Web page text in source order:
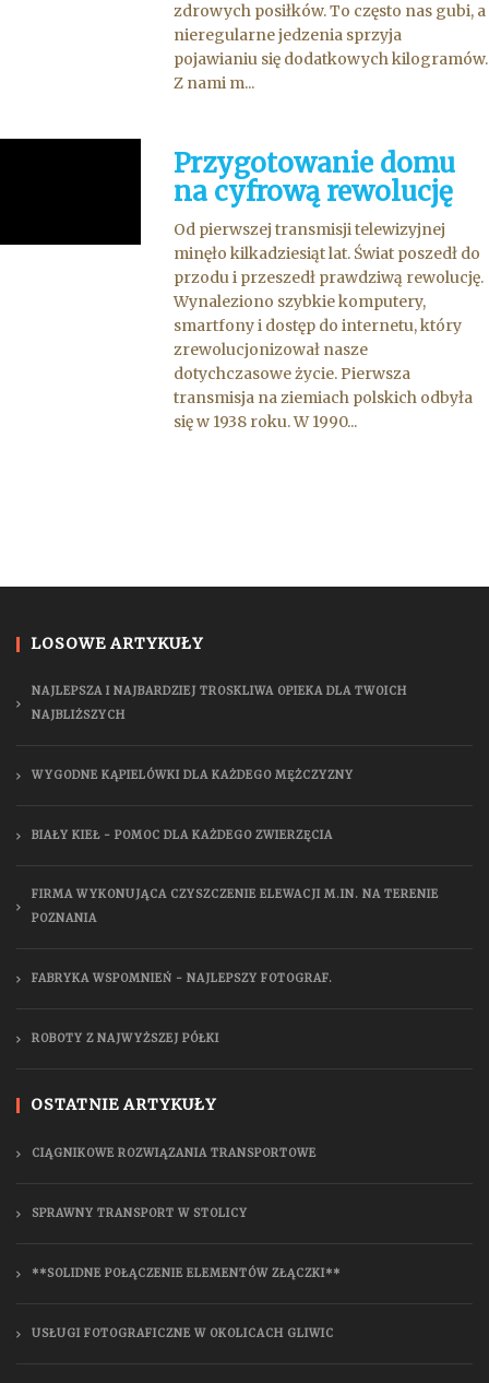
zdrowych posiłków. To często nas gubi, a
nieregularne jedzenia sprzyja
pojawianiu się dodatkowych kilogramów.
Z nami m...
Przygotowanie domu
na cyfrową rewolucję
Od pierwszej transmisji telewizyjnej
minęło kilkadziesiąt lat. Świat poszedł do
przodu i przeszedł prawdziwą rewolucję.
Wynaleziono szybkie komputery,
smartfony i dostęp do internetu, który
zrewolucjonizował nasze
dotychczasowe życie. Pierwsza
transmisja na ziemiach polskich odbyła
się w 1938 roku. W 1990...
LOSOWE ARTYKUŁY
NAJLEPSZA I NAJBARDZIEJ TROSKLIWA OPIEKA DLA TWOICH
NAJBLIŻSZYCH
WYGODNE KĄPIELÓWKI DLA KAŻDEGO MĘŻCZYZNY
BIAŁY KIEŁ - POMOC DLA KAŻDEGO ZWIERZĘCIA
FIRMA WYKONUJĄCA CZYSZCZENIE ELEWACJI M.IN. NA TERENIE
POZNANIA
FABRYKA WSPOMNIEŃ - NAJLEPSZY FOTOGRAF.
ROBOTY Z NAJWYŻSZEJ PÓŁKI
OSTATNIE ARTYKUŁY
CIĄGNIKOWE ROZWIĄZANIA TRANSPORTOWE
SPRAWNY TRANSPORT W STOLICY
**SOLIDNE POŁĄCZENIE ELEMENTÓW ZŁĄCZKI**
USŁUGI FOTOGRAFICZNE W OKOLICACH GLIWIC